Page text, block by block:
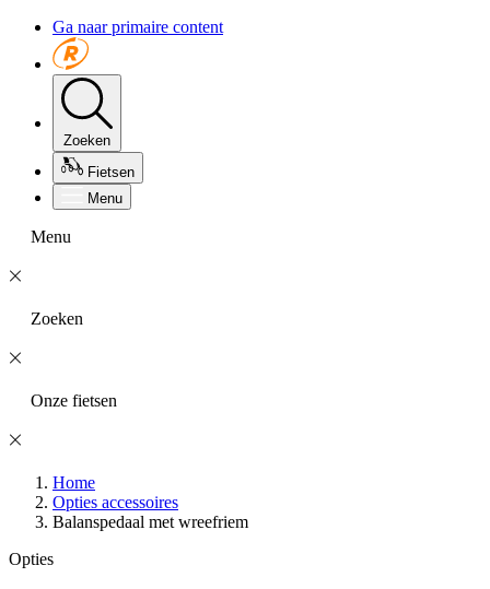
Ga naar primaire content
Zoeken
Fietsen
Menu
Menu
Zoeken
Onze fietsen
Home
Opties accessoires
Balanspedaal met wreefriem
Opties